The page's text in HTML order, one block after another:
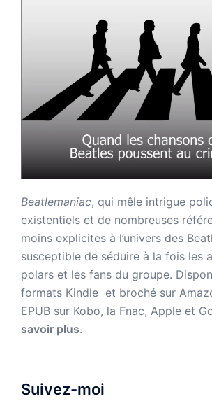
Beatlemaniac, qui mêle intrigue
existentiels et de nombreuses
moins explicites à l’univers des
susceptible de séduire à la fois les
polars et les fans du groupe.
formats Kindle et broché sur
EPUB sur Kobo, la Fnac, Apple et
savoir plus.
Suivez-moi